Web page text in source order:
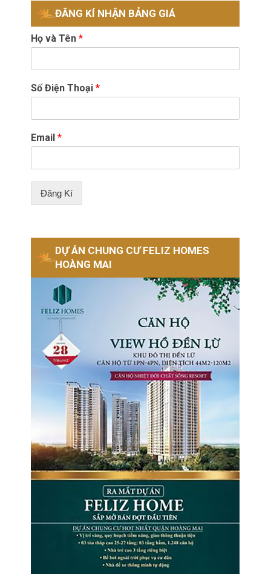
ĐĂNG KÍ NHẬN BẢNG GIÁ
Họ và Tên*
Số Điện Thoại*
Email*
Đăng Kí
DỰ ÁN CHUNG CƯ FELIZ HOMES
HOÀNG MAI